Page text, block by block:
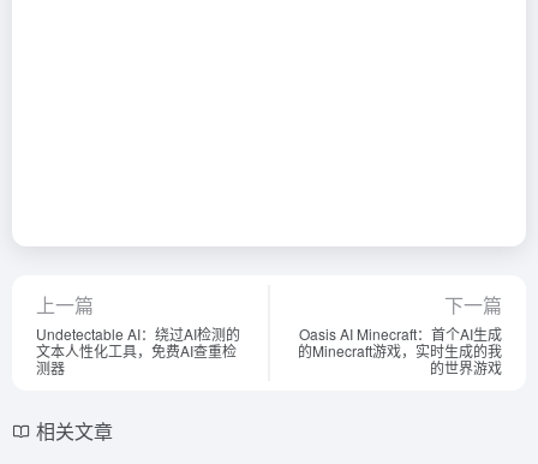
上一篇
Undetectable AI：绕过AI检测的
文本人性化工具，免费AI查重检
测器
下一篇
Oasis AI Minecraft：首个AI生成
的Minecraft游戏，实时生成的我
的世界游戏
相关文章